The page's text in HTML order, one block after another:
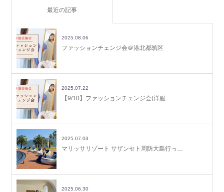
最近の記事
2025.08.06
ファッションチェンジ会＠港北都筑区
2025.07.22
【9/10】ファッションチェンジ会(洋服…
2025.07.03
マリッサリゾート サザンセト周防大島行っ…
2025.06.30